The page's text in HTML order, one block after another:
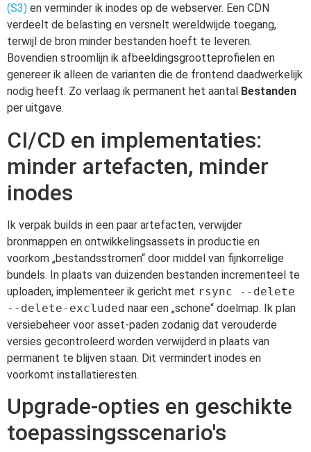
(S3) en verminder ik inodes op de webserver. Een CDN
verdeelt de belasting en versnelt wereldwijde toegang,
terwijl de bron minder bestanden hoeft te leveren.
Bovendien stroomlijn ik afbeeldingsgrootteprofielen en
genereer ik alleen de varianten die de frontend daadwerkelijk
nodig heeft. Zo verlaag ik permanent het aantal Bestanden
per uitgave.
CI/CD en implementaties:
minder artefacten, minder
inodes
Ik verpak builds in een paar artefacten, verwijder
bronmappen en ontwikkelingsassets in productie en
voorkom „bestandsstromen“ door middel van fijnkorrelige
bundels. In plaats van duizenden bestanden incrementeel te
uploaden, implementeer ik gericht met rsync --delete
--delete-excluded naar een „schone“ doelmap. Ik plan
versiebeheer voor asset-paden zodanig dat verouderde
versies gecontroleerd worden verwijderd in plaats van
permanent te blijven staan. Dit vermindert inodes en
voorkomt installatieresten.
Upgrade-opties en geschikte
toepassingsscenario's